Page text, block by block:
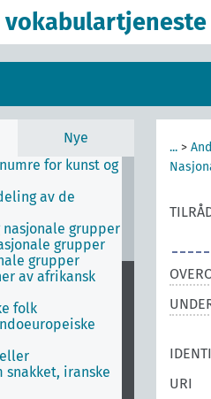
Nye
områder,
av verker
av verker
for kunst og
av de
grupper
grupper
grupper
av afrikansk
folk
snakket, iranske
... >
URI